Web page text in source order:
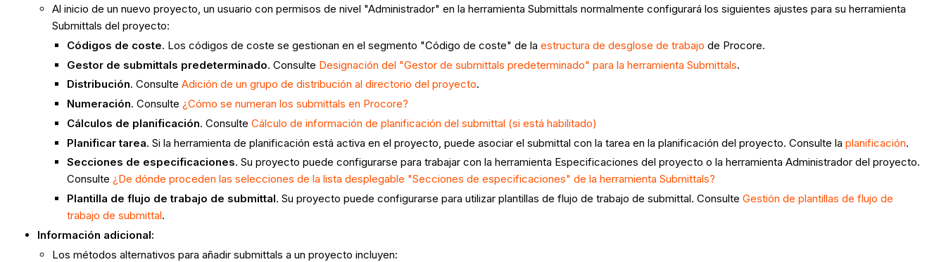
Al inicio de un nuevo proyecto, un usuario con permisos de nivel "Administrador" en la herramienta Submittals normalmente configurará los siguientes ajustes para su herramienta
Submittals del proyecto:
Códigos de coste. Los códigos de coste se gestionan en el segmento "Código de coste" de la estructura de desglose de trabajo de Procore.
Gestor de submittals predeterminado. Consulte Designación del "Gestor de submittals predeterminado" para la herramienta Submittals.
Distribución. Consulte Adición de un grupo de distribución al directorio del proyecto.
Numeración. Consulte ¿Cómo se numeran los submittals en Procore?
Cálculos de planificación. Consulte Cálculo de información de planificación del submittal (si está habilitado)
Planificar tarea. Si la herramienta de planificación está activa en el proyecto, puede asociar el submittal con la tarea en la planificación del proyecto. Consulte la planificación.
Secciones de especificaciones. Su proyecto puede configurarse para trabajar con la herramienta Especificaciones del proyecto o la herramienta Administrador del proyecto.
Consulte ¿De dónde proceden las selecciones de la lista desplegable "Secciones de especificaciones" de la herramienta Submittals?
Plantilla de flujo de trabajo de submittal. Su proyecto puede configurarse para utilizar plantillas de flujo de trabajo de submittal. Consulte Gestión de plantillas de flujo de
trabajo de submittal.
Información adicional:
Los métodos alternativos para añadir submittals a un proyecto incluyen: